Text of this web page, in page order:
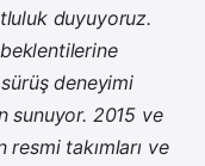
duyuyoruz.
deneyimi
sunuyor. 2015 ve
resmi takımları ve